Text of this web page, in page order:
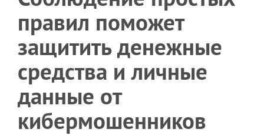
правил поможет
защитить денежные
средства и личные
данные от
кибермошенников